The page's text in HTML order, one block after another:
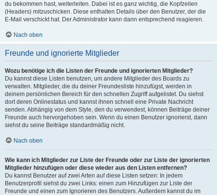
du bekommen hast, weiterleiten. Dabei ist es ganz wichtig, die Kopfzeilen
(Headers) mitzuschicken. Diese enthalten Details über den Benutzer, der die
E-Mail verschickt hat. Der Administrator kann dann entsprechend reagieren.
Nach oben
Freunde und ignorierte Mitglieder
Wozu benötige ich die Listen der Freunde und ignorierten Mitglieder?
Du kannst diese Listen benutzen, um andere Mitglieder des Boards zu
verwalten. Mitglieder, die du deiner Freundesliste hinzufügst, werden in
deinem persönlichen Bereich für den schnellen Zugriff aufgelistet. Du siehst
dort deren Onlinestatus und kannst ihnen schnell eine Private Nachricht
senden. Abhängig von dem Style, den du verwendest, können Beiträge deiner
Freunde auch hervorgehoben sein. Wenn du einen Benutzer ignorierst, dann
siehst du seine Beiträge standardmäßig nicht.
Nach oben
Wie kann ich Mitglieder zur Liste der Freunde oder zur Liste der ignorierten
Mitglieder hinzufügen oder diese wieder aus den Listen entfernen?
Du kannst Benutzer auf zwei Arten auf diese Listen setzen: In jedem
Benutzerprofil siehst du zwei Links: einen zum Hinzufügen zur Liste der
Freunde und einen zum Ignorieren des Benutzers. Außerdem kannst du im